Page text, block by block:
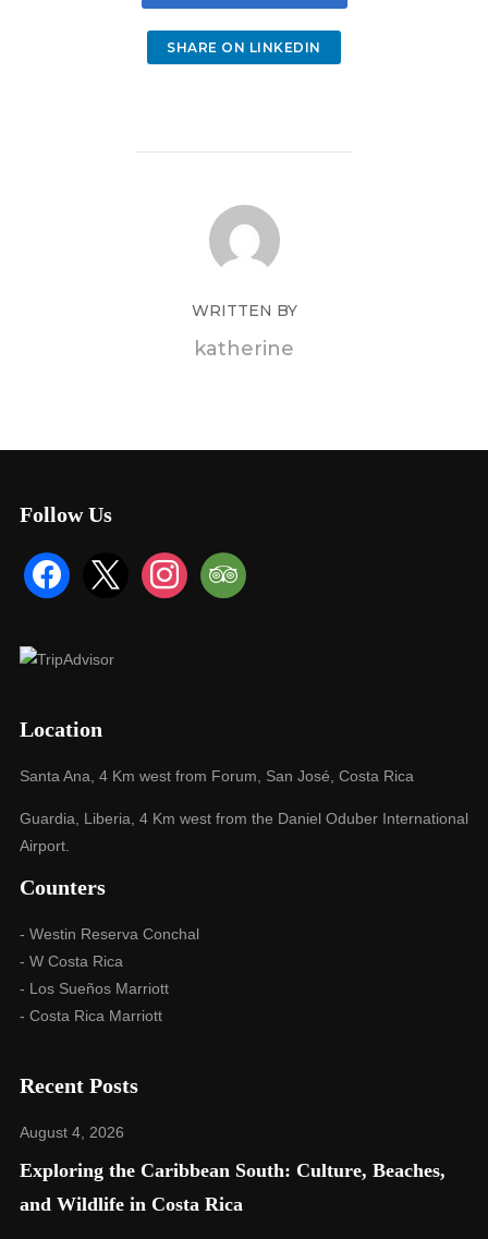
SHARE ON LINKEDIN
WRITTEN BY
katherine
Follow Us
Location
Santa Ana, 4 Km west from Forum, San José, Costa Rica
Guardia, Liberia, 4 Km west from the Daniel Oduber International
Airport.
Counters
- Westin Reserva Conchal
- W Costa Rica
- Los Sueños Marriott
- Costa Rica Marriott
Recent Posts
August 4, 2026
Exploring the Caribbean South: Culture, Beaches,
and Wildlife in Costa Rica​